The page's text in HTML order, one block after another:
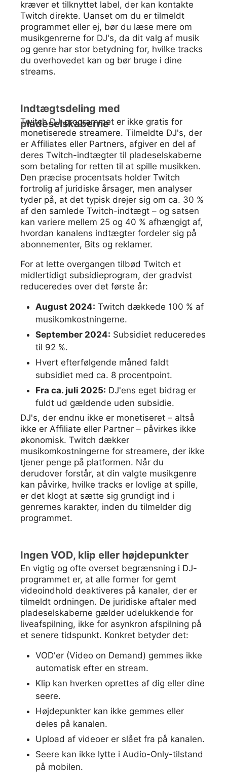
kræver et tilknyttet label, der kan kontakte
Twitch direkte. Uanset om du er tilmeldt
programmet eller ej, bør du læse mere om
musikgenrerne for DJ's, da dit valg af musik
og genre har stor betydning for, hvilke tracks
du overhovedet kan og bør bruge i dine
streams.
Indtægtsdeling med
pladeselskaberne
Twitch DJ-programmet er ikke gratis for
monetiserede streamere. Tilmeldte DJ's, der
er Affiliates eller Partners, afgiver en del af
deres Twitch-indtægter til pladeselskaberne
som betaling for retten til at spille musikken.
Den præcise procentsats holder Twitch
fortrolig af juridiske årsager, men analyser
tyder på, at det typisk drejer sig om ca. 30 %
af den samlede Twitch-indtægt – og satsen
kan variere mellem 25 og 40 % afhængigt af,
hvordan kanalens indtægter fordeler sig på
abonnementer, Bits og reklamer.
For at lette overgangen tilbød Twitch et
midlertidigt subsidieprogram, der gradvist
reduceredes over det første år:
August 2024: Twitch dækkede 100 % af
musikomkostningerne.
September 2024: Subsidiet reduceredes
til 92 %.
Hvert efterfølgende måned faldt
subsidiet med ca. 8 procentpoint.
Fra ca. juli 2025: DJ'ens eget bidrag er
fuldt ud gældende uden subsidie.
DJ's, der endnu ikke er monetiseret – altså
ikke er Affiliate eller Partner – påvirkes ikke
økonomisk. Twitch dækker
musikomkostningerne for streamere, der ikke
tjener penge på platformen. Når du
derudover forstår, at din valgte musikgenre
kan påvirke, hvilke tracks er lovlige at spille,
er det klogt at sætte sig grundigt ind i
genrernes karakter, inden du tilmelder dig
programmet.
Ingen VOD, klip eller højdepunkter
En vigtig og ofte overset begrænsning i DJ-
programmet er, at alle former for gemt
videoindhold deaktiveres på kanaler, der er
tilmeldt ordningen. De juridiske aftaler med
pladeselskaberne gælder udelukkende for
liveafspilning, ikke for asynkron afspilning på
et senere tidspunkt. Konkret betyder det:
VOD'er (Video on Demand) gemmes ikke
automatisk efter en stream.
Klip kan hverken oprettes af dig eller dine
seere.
Højdepunkter kan ikke gemmes eller
deles på kanalen.
Upload af videoer er slået fra på kanalen.
Seere kan ikke lytte i Audio-Only-tilstand
på mobilen.